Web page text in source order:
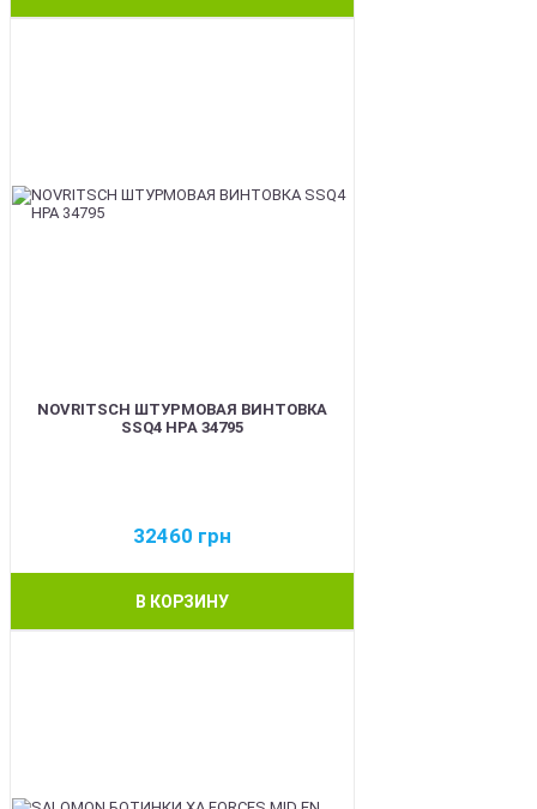
NOVRITSCH ШТУРМОВАЯ ВИНТОВКА
SSQ4 HPA 34795
32460 грн
В КОРЗИНУ